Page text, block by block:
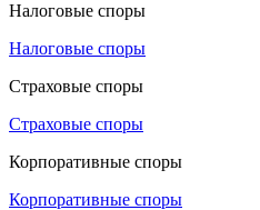
Налоговые споры
Налоговые споры
Страховые споры
Страховые споры
Корпоративные споры
Корпоративные споры